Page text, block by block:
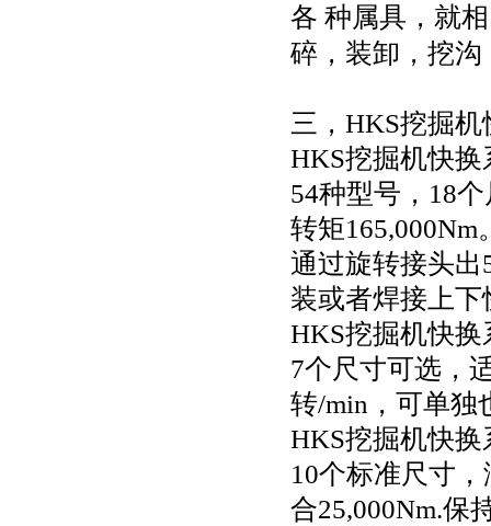
各 种属具，就
碎，装卸，挖
三， HKS挖掘机
HKS挖掘机快换
54种型号，18
转矩165,000Nm
通过旋转接头
装或者焊接上
HKS挖掘机快换
7个尺寸可选，
转/min，可单独
HKS挖掘机快换
10个标准尺寸
合25,000Nm.保